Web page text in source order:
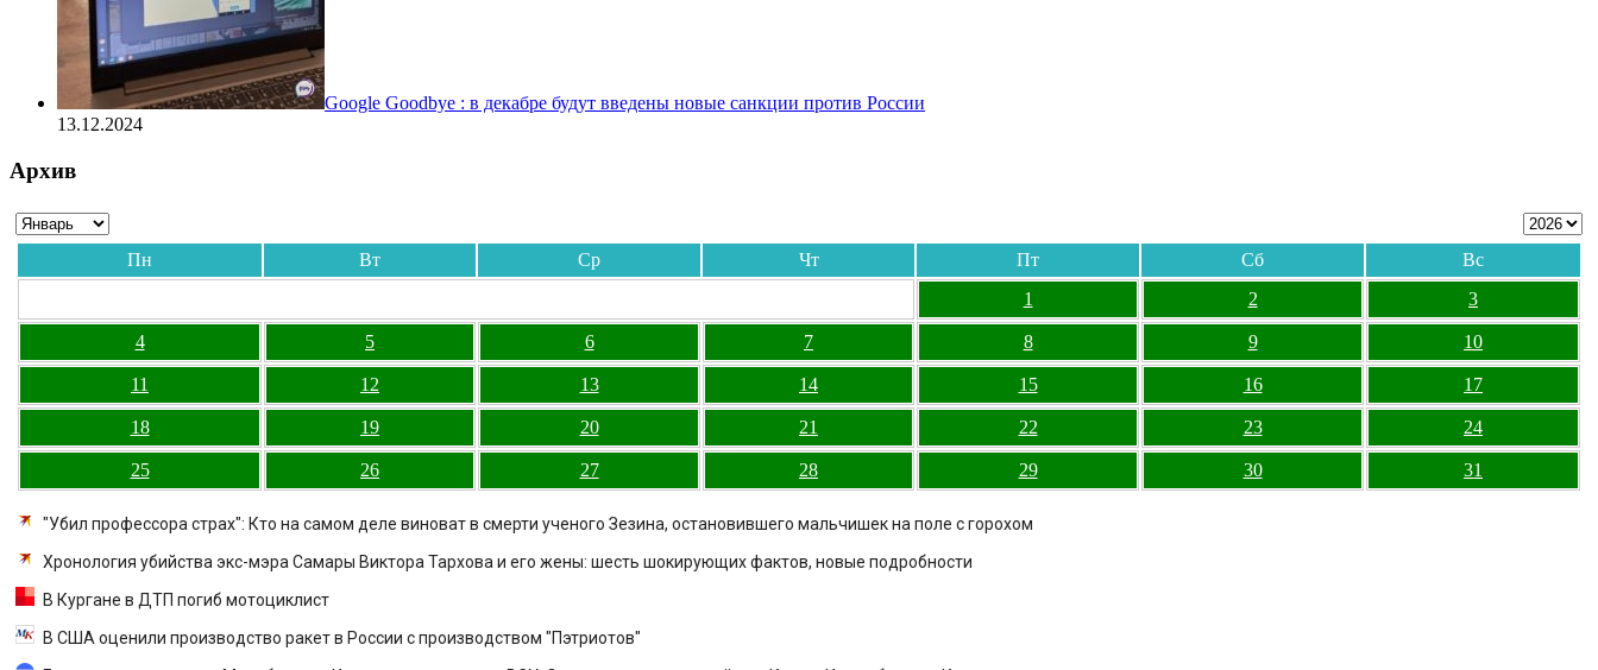
Google Goodbye : в декабре будут введены новые санкции против России
13.12.2024
Архив
Пн Вт Ср Чт Пт Сб
Вс
1
2 3
4 5 6 7 8 9 10
11 12 13 14 15 16 17
18 19 20 21 22 23 24
25 26 27 28 29 30 31
"Убил профессора страх": Кто на самом деле виноват в смерти ученого Зезина, остановившего мальчишек на поле с горохом
Хронология убийства экс-мэра Самары Виктора Тархова и его жены: шесть шокирующих фактов, новые подробности
В Кургане в ДТП погиб мотоциклист
В США оценили производство ракет в России с производством "Пэтриотов"